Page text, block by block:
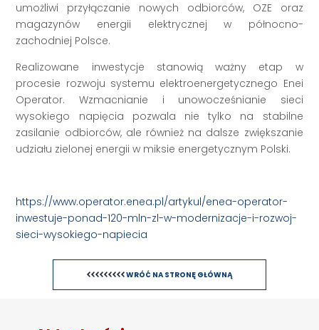
umożliwi przyłączanie nowych odbiorców, OZE oraz
magazynów energii elektrycznej w północno-
zachodniej Polsce.
Realizowane inwestycje stanowią ważny etap w
procesie rozwoju systemu elektroenergetycznego Enei
Operator. Wzmacnianie i unowocześnianie sieci
wysokiego napięcia pozwala nie tylko na stabilne
zasilanie odbiorców, ale również na dalsze zwiększanie
udziału zielonej energii w miksie energetycznym Polski.
https://www.operator.enea.pl/artykul/enea-operator-
inwestuje-ponad-120-mln-zl-w-modernizacje-i-rozwoj-
sieci-wysokiego-napiecia
WRÓĆ NA STRONĘ GŁÓWNĄ